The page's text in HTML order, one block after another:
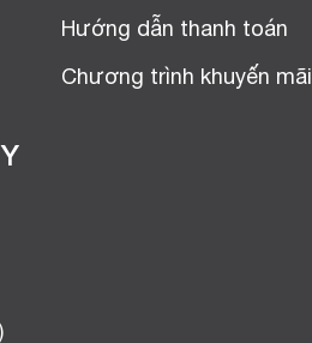
Hướng dẫn thanh toán
Chương trình khuyến mãi